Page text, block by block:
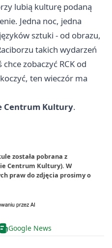
lubią kulturę podaną
Jedna noc, jedna
sztuki - od obrazu,
takich wydarzeń
zobaczyć RCK od
ten wieczór ma
Centrum Kultury.
została pobrana z
Centrum Kultury). W
praw do zdjęcia prosimy o
Google News